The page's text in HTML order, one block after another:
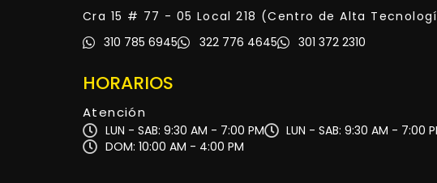
Cra 15 # 77 - 05 Local 218 (Centro de Alta
310 785 6945
322 776 4645 301 372 2310
HORARIOS
Atención
LUN - SAB: 9:30 AM - 7:00 PM
LUN - SAB: 9:30 AM - 7:00
DOM: 10:00 AM - 4:00 PM